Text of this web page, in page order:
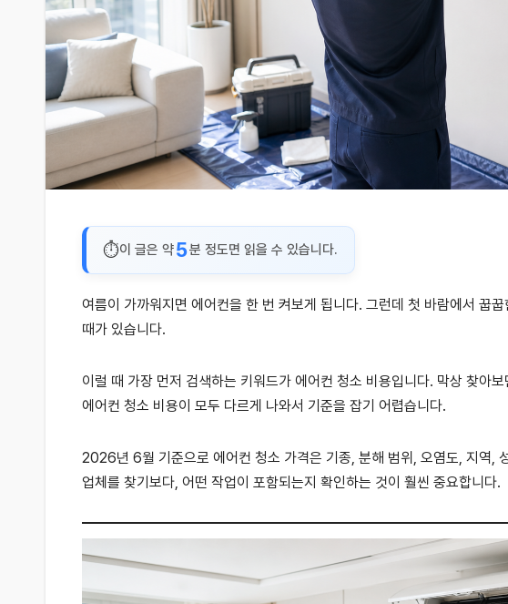
이 글은 약5분 정도면 읽을 수 있습니다.
여름이 가까워지면 에어컨을 한 번 켜보게 됩니다. 그런데 첫 바람에서 꿉
때가 있습니다.
이럴 때 가장 먼저 검색하는 키워드가 에어컨 청소 비용입니다. 막상 찾아
에어컨 청소 비용이 모두 다르게 나와서 기준을 잡기 어렵습니다.
2026년 6월 기준으로 에어컨 청소 가격은 기종, 분해 범위, 오염도, 지역,
업체를 찾기보다, 어떤 작업이 포함되는지 확인하는 것이 훨씬 중요합니다.